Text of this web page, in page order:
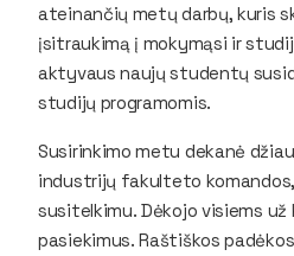
ateinančių metų darbų, kuris
įsitraukimą į mokymąsi ir
aktyvaus naujų studentų
studijų programomis.
Susirinkimo metu dekanė
industrijų fakulteto
susitelkimu. Dėkojo visiems už
pasiekimus. Raštiškos